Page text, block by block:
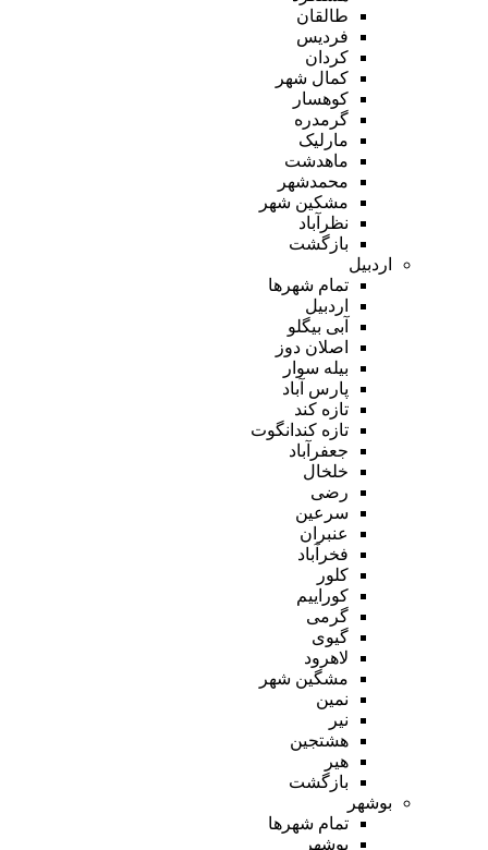
طالقان
فردیس
کردان
کمال شهر
کوهسار
گرمدره
مارلیک
ماهدشت
محمدشهر
مشکین شهر
نظرآباد
بازگشت
اردبیل
تمام شهر‌ها
اردبیل
آبی بیگلو
اصلان دوز
بیله سوار
پارس آباد
تازه کند
تازه کندانگوت
جعفرآباد
خلخال
رضی
سرعین
عنبران
فخرآباد
کلور
کوراییم
گرمی
گیوی
لاهرود
مشگین شهر
نمین
نیر
هشتجین
هیر
بازگشت
بوشهر
تمام شهر‌ها
بوشهر